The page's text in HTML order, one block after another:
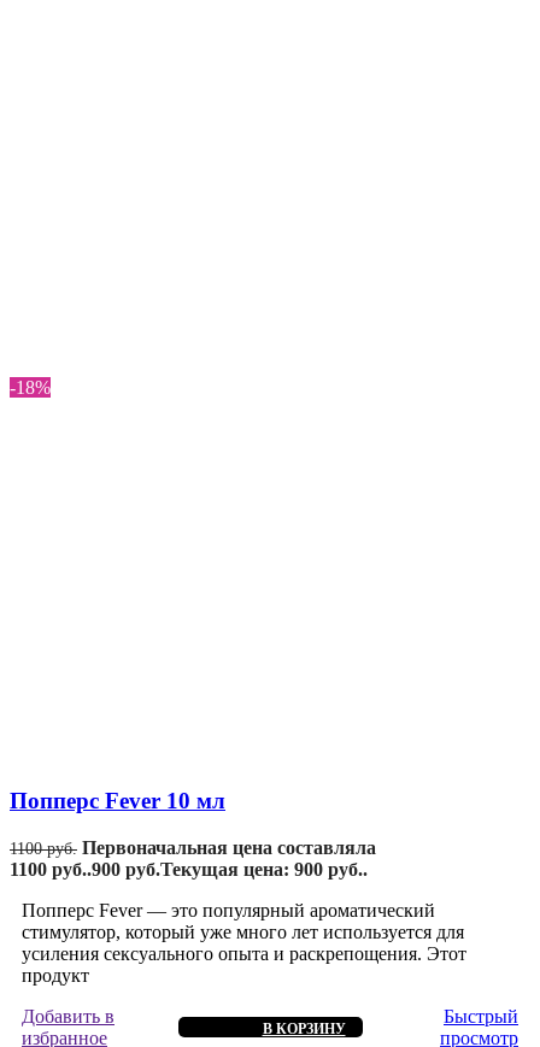
-18%
Попперс Fever 10 мл
1100руб. Первоначальная цена составляла
1100 руб..900 руб.Текущая цена: 900 руб..
Попперс Fever — это популярный ароматический
стимулятор, который уже много лет используется для
усиления сексуального опыта и раскрепощения. Этот
продукт
Добавить в
избранное
В КОРЗИНУ
Быстрый
просмотр